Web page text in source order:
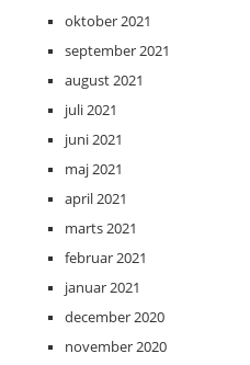
oktober 2021
september 2021
august 2021
juli 2021
juni 2021
maj 2021
april 2021
marts 2021
februar 2021
januar 2021
december 2020
november 2020